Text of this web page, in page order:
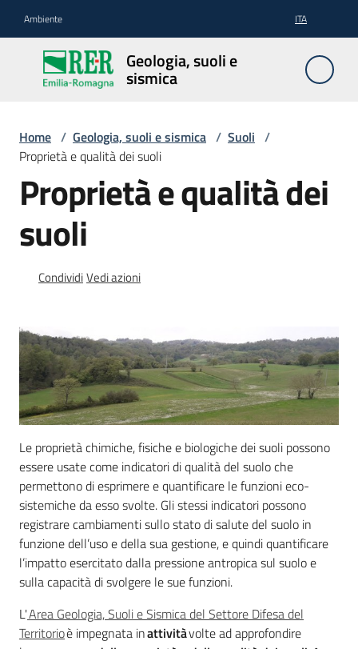
Ambiente ITA
Geologia, suoli e
sismica
Geologia,
suoli e
sismica
Geologia
Suoli
Cartografia
e
banche
dati
Divulgazione
Seguici
su
Home / Geologia, suoli e sismica / Suoli /
Proprietà e qualità dei suoli
Proprietà e qualità dei
suoli
CondividiVedi azioni
Le proprietà chimiche, fisiche e biologiche dei suoli possono
essere usate come indicatori di qualità del suolo che
permettono di esprimere e quantificare le funzioni eco-
sistemiche da esso svolte. Gli stessi indicatori possono
registrare cambiamenti sullo stato di salute del suolo in
funzione dell’uso e della sua gestione, e quindi quantificare
l’impatto esercitato dalla pressione antropica sul suolo e
sulla capacità di svolgere le sue funzioni.
L'Area Geologia, Suoli e Sismica del Settore Difesa del
Territorioè impegnata inattivitàvolte ad approfondire